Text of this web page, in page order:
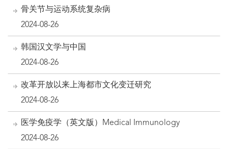
骨关节与运动系统复杂病
2024-08-26
韩国汉文学与中国
2024-08-26
改革开放以来上海都市文化变迁研究
2024-08-26
医学免疫学（英文版）Medical Immunology
2024-08-26